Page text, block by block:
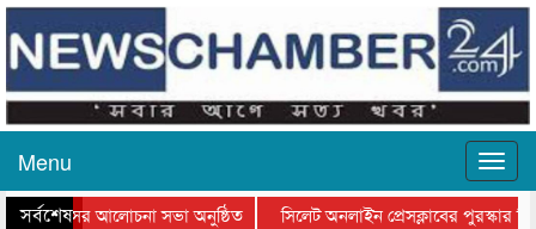
Menu
সর্বশেষ
দিবসের আলোচনা সভা অনুষ্ঠিত
সিলেট অনলাইন প্রেসক্লাবের পুরস্কার